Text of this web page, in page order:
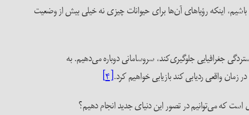
اینکه رؤیاهای آن‌ها برای حیوانات چیزی نه خیلی بیش از وضعیت
جغرافیایی جلوگیری‌کند، سروسامانی دوباره می‌دهیم. به
زمان واقعی ردیابی کند بازیابی خواهیم کرد.[۴]
که می‌توانیم در تصور این دنیای جدید انجام دهیم؟